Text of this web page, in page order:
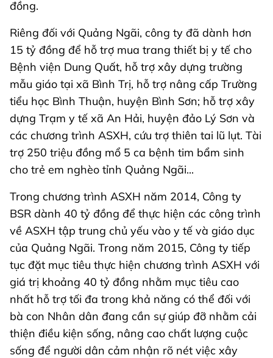
đồng.
Riêng đối với Quảng Ngãi, công ty đã dành hơn
15 tỷ đồng để hỗ trợ mua trang thiết bị y tế cho
Bệnh viện Dung Quất, hỗ trợ xây dựng trường
mẫu giáo tại xã Bình Trị, hỗ trợ nâng cấp Trường
tiểu học Bình Thuận, huyện Bình Sơn; hỗ trợ xây
dựng Trạm y tế xã An Hải, huyện đảo Lý Sơn và
các chương trình ASXH, cứu trợ thiên tai lũ lụt. Tài
trợ 250 triệu đồng mổ 5 ca bệnh tim bẩm sinh
cho trẻ em nghèo tỉnh Quảng Ngãi...
Trong chương trình ASXH năm 2014, Công ty
BSR dành 40 tỷ đồng để thực hiện các công trình
về ASXH tập trung chủ yếu vào y tế và giáo dục
của Quảng Ngãi. Trong năm 2015, Công ty tiếp
tục đặt mục tiêu thực hiện chương trình ASXH với
giá trị khoảng 40 tỷ đồng nhằm mục tiêu cao
nhất hỗ trợ tối đa trong khả năng có thể đối với
bà con Nhân dân đang cần sự giúp đỡ nhằm cải
thiện điều kiện sống, nâng cao chất lượng cuộc
sống để người dân cảm nhận rõ nét việc xây